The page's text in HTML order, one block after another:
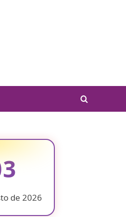
de 2026